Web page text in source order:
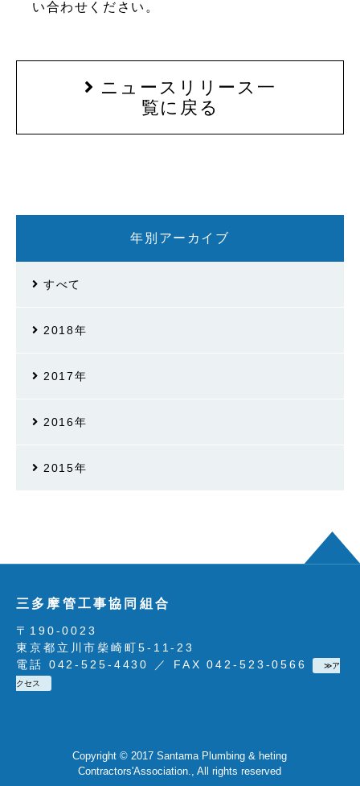
い合わせください。
ニュースリリース一
覧に戻る
年別アーカイブ
すべて
2018年
2017年
2016年
2015年
三多摩管工事協同組合
〒190-0023
東京都立川市柴崎町5-11-23
電話 042-525-4430 ／ FAX 042-523-0566
≫ア
クセス
Copyright © 2017 Santama Plumbing & heting
Contractors'Association., All rights reserved